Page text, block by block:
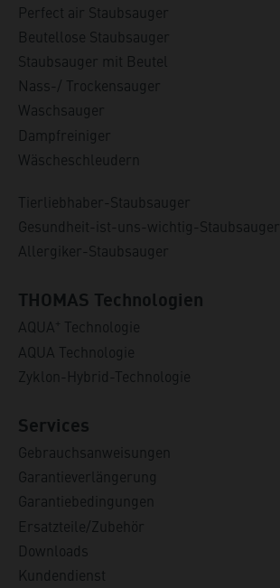
Perfect air Staubsauger
Beutellose Staubsauger
Staubsauger mit Beutel
Nass-/ Trockensauger
Waschsauger
Dampfreiniger
Wäscheschleudern
Tierliebhaber-Staubsauger
Gesundheit-ist-uns-wichtig-Staubsauger
Allergiker-Staubsauger
THOMAS Technologien
AQUA + Technologie
AQUA Technologie
Zyklon-Hybrid-Technologie
Services
Gebrauchsanweisungen
Garantieverlängerung
Garantiebedingungen
Ersatzteile/Zubehör
Downloads
Kundendienst